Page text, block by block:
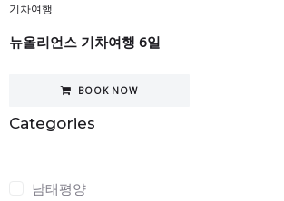
Categories
남태평양
기차여행
뉴올리언스 기차여행 6일
BOOK NOW